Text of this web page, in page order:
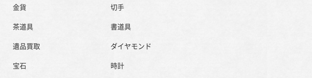
金貨
切手
茶道具
書道具
遺品買取
ダイヤモンド
宝石
時計